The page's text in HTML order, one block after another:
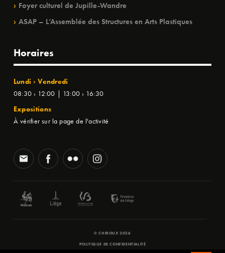
Foyer culturel de Jupille-Wandre
ASAP – L’Assemblée des Structures en Arts Plastiques
Horaires
Lundi › Vendredi
08:30 › 12:00 | 13:00 › 16:30
Expositions
À vérifier sur la page de l'activité
© CHIROUX 2026
POLITIQUE DE CONFIDENTIALITÉ